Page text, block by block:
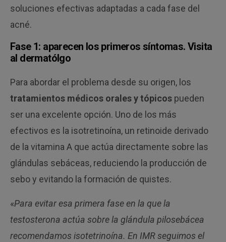
soluciones efectivas adaptadas a cada fase del
acné.
Fase 1: aparecen los primeros síntomas. Visita
al dermatólgo
Para abordar el problema desde su origen, los
tratamientos médicos orales y tópicos pueden
ser una excelente opción. Uno de los más
efectivos es la isotretinoína, un retinoide derivado
de la vitamina A que actúa directamente sobre las
glándulas sebáceas, reduciendo la producción de
sebo y evitando la formación de quistes.
«Para evitar esa primera fase en la que la
testosterona actúa sobre la glándula pilosebácea
recomendamos isotetrinoína. En IMR seguimos el